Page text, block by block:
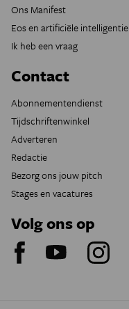
Ons Manifest
Eos en artificiële intelligentie
Ik heb een vraag
Contact
Abonnementendienst
Tijdschriftenwinkel
Adverteren
Redactie
Bezorg ons jouw pitch
Stages en vacatures
Volg ons op